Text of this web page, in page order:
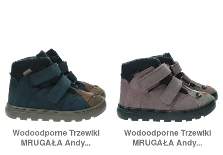
Wodoodporne Trzewiki
MRUGAŁA Andy...
Wodoodporne Trzewiki
MRUGAŁA Andy...